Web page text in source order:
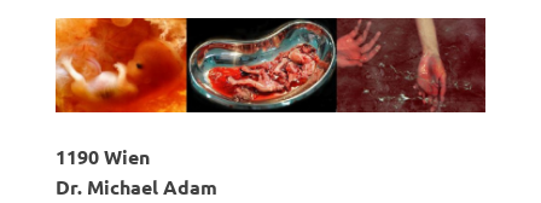
1190 Wien
Dr. Michael Adam